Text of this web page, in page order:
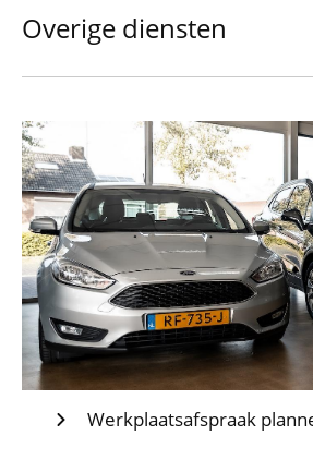
Overige diensten
Werkplaatsafspraak